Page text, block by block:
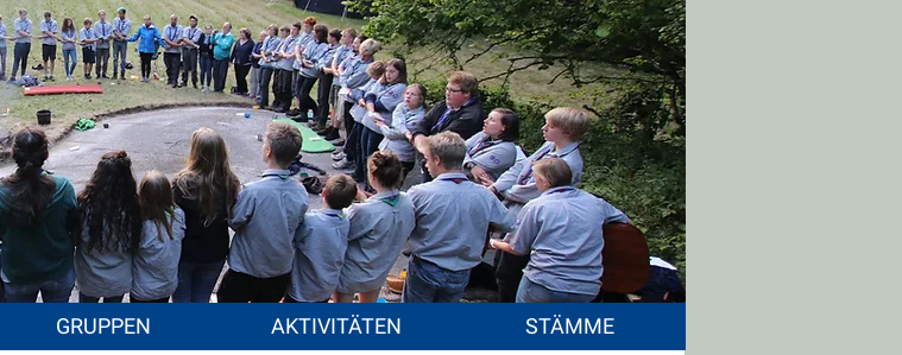
GRUPPEN AKTIVITÄTEN STÄMME